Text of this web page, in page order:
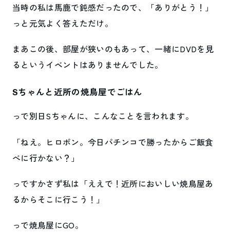
当時の私は馬鹿で鈍感だったので、「ありがとう！」
っと元気よく答えただけ。
まあこの後、部屋が狭いのもあって、一緒にDVDを見
るというイベントはありませんでした。
Sちゃんと近所の焼鳥屋でごはん
っで別日Sちゃんに、こんなことを言われます。
「ねえ。ヒロポン。今日パチンコで勝ったからご飯食
べに行かない？」
っですかさず私は「ええで！近所においしい焼鳥屋あ
るからそこに行こう！」
っで焼鳥屋にGO。